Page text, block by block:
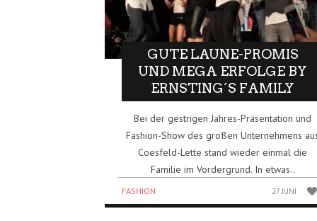
GUTE LAUNE-PROMIS
UND MEGA ERFOLGE BY
ERNSTING´S FAMILY
Bei der gestrigen Jahres-Präsentation und
Fashion-Show des großen Unternehmens
Coesfeld-Lette stand wieder einmal die
Familie im Vordergrund. In etwas..
FASHION 27 JUNI